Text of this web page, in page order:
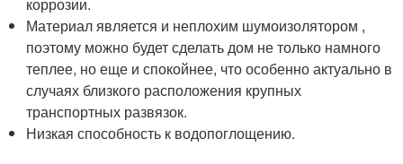
Материал является и неплохим шумоизолятором ,
поэтому можно будет сделать дом не только намного
теплее, но еще и спокойнее, что особенно актуально в
случаях близкого расположения крупных
транспортных развязок.
Низкая способность к водопоглощению.